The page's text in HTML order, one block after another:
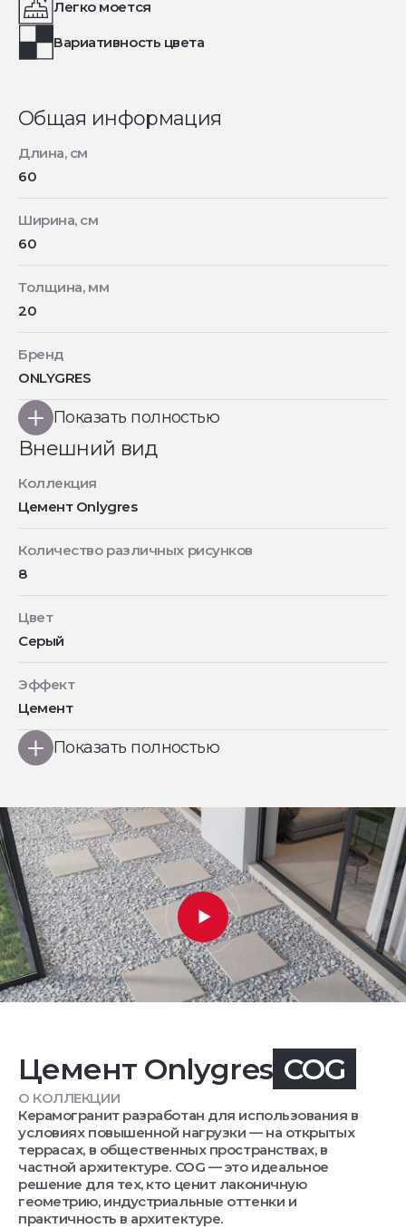
Легко моется
Вариативность цвета
Общая информация
Длина, см
60
Ширина, см
60
Толщина, мм
20
Бренд
ONLYGRES
Показать полностью
Внешний вид
Коллекция
Цемент Onlygres
Количество различных рисунков
8
Цвет
Серый
Эффект
Цемент
Показать полностью
Цемент Onlygres COG
О КОЛЛЕКЦИИ
Керамогранит разработан для использования в
условиях повышенной нагрузки — на открытых
террасах, в общественных пространствах, в
частной архитектуре. COG — это идеальное
решение для тех, кто ценит лаконичную
геометрию, индустриальные оттенки и
практичность в архитектуре.